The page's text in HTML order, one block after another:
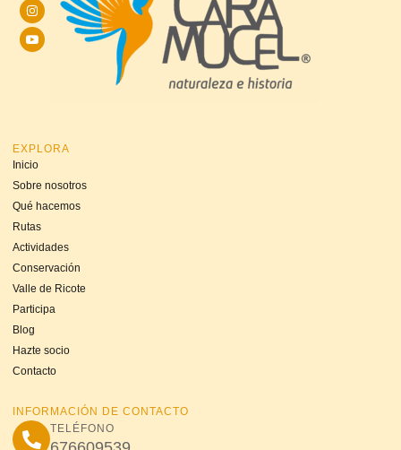
EXPLORA
Inicio
Sobre nosotros
Qué hacemos
Rutas
Actividades
Conservación
Valle de Ricote
Participa
Blog
Hazte socio
Contacto
INFORMACIÓN DE CONTACTO
TELÉFONO